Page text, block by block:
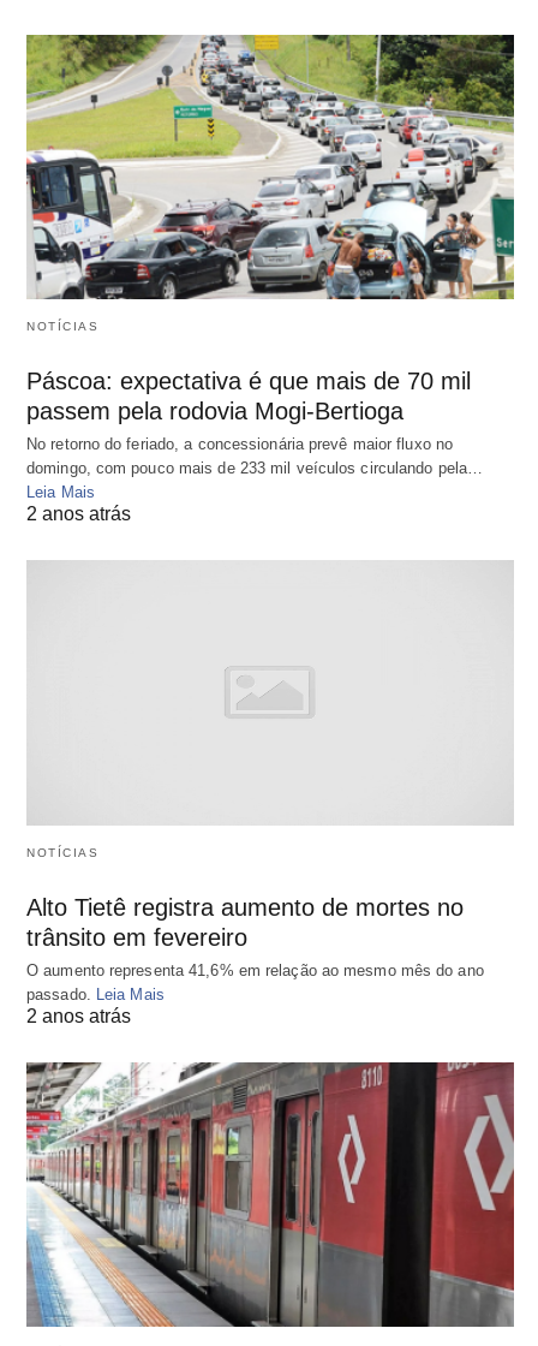
NOTÍCIAS
Páscoa: expectativa é que mais de 70 mil
passem pela rodovia Mogi-Bertioga
No retorno do feriado, a concessionária prevê maior fluxo no
domingo, com pouco mais de 233 mil veículos circulando pela…
Leia Mais
2 anos atrás
NOTÍCIAS
Alto Tietê registra aumento de mortes no
trânsito em fevereiro
O aumento representa 41,6% em relação ao mesmo mês do ano
passado.
Leia Mais
2 anos atrás